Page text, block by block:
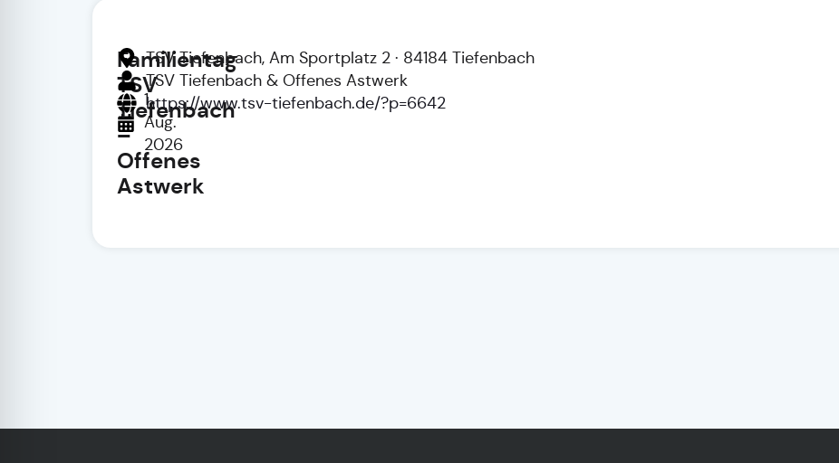
1.
Aug.
2026
Familientag
TSV
Tiefenbach
–
Offenes
Astwerk
TSV Tiefenbach, Am Sportplatz 2 · 84184 Tiefenbach
TSV Tiefenbach & Offenes Astwerk
https://www.tsv-tiefenbach.de/?p=6642